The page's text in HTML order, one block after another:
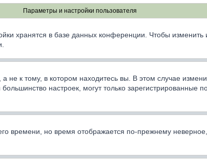
Параметры и настройки пользователя
хранятся в базе данных конференции. Чтобы
к тому, в котором находитесь вы. В этом случае
настроек, могут только зарегистрированные
времени, но время отображается по-прежнему